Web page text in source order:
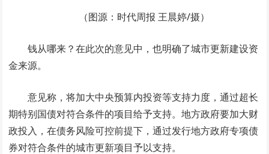
（图源：时代周报 王晨婷/摄）
钱从哪来？在此次的意见中，也明确了城市更新建设资
金来源。
意见称，将加大中央预算内投资等支持力度，通过超长
期特别国债对符合条件的项目给予支持。地方政府要加大财
政投入，在债务风险可控前提下，通过发行地方政府专项债
券对符合条件的城市更新项目予以支持。